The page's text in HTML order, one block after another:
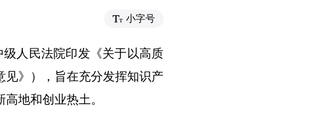
小字号
人民法院印发《关于以高质
见》），旨在充分发挥知识产
地和创业热土。